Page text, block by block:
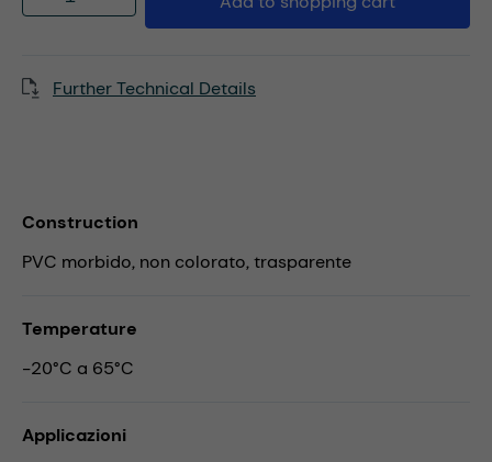
Further Technical Details
Construction
PVC morbido, non colorato, trasparente
Temperature
-20°C a 65°C
Applicazioni